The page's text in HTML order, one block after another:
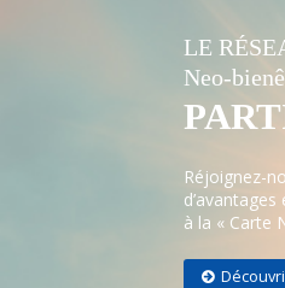
LE
Neo-
Réjoignez-
à la « Carte